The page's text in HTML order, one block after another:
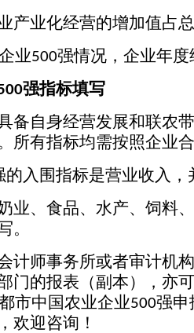
产业化经营的增加值占
业500强情况，企业年
强指标填写
备自身经营发展和联农
所有指标均需按照企业
的入围指标是营业收入，
业、食品、水产、饲料
。
计师事务所或者审计机
门的报表（副本），亦
市中国农业企业500强申
欢迎咨询！